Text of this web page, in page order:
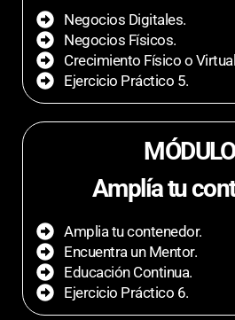
Negocios Digitales.
Negocios Físicos.
Crecimiento Físico o
Ejercicio Práctico 5.
Amplía tu
Amplia tu contenedor.
Encuentra un Mentor.
Educación Continua.
Ejercicio Práctico 6.